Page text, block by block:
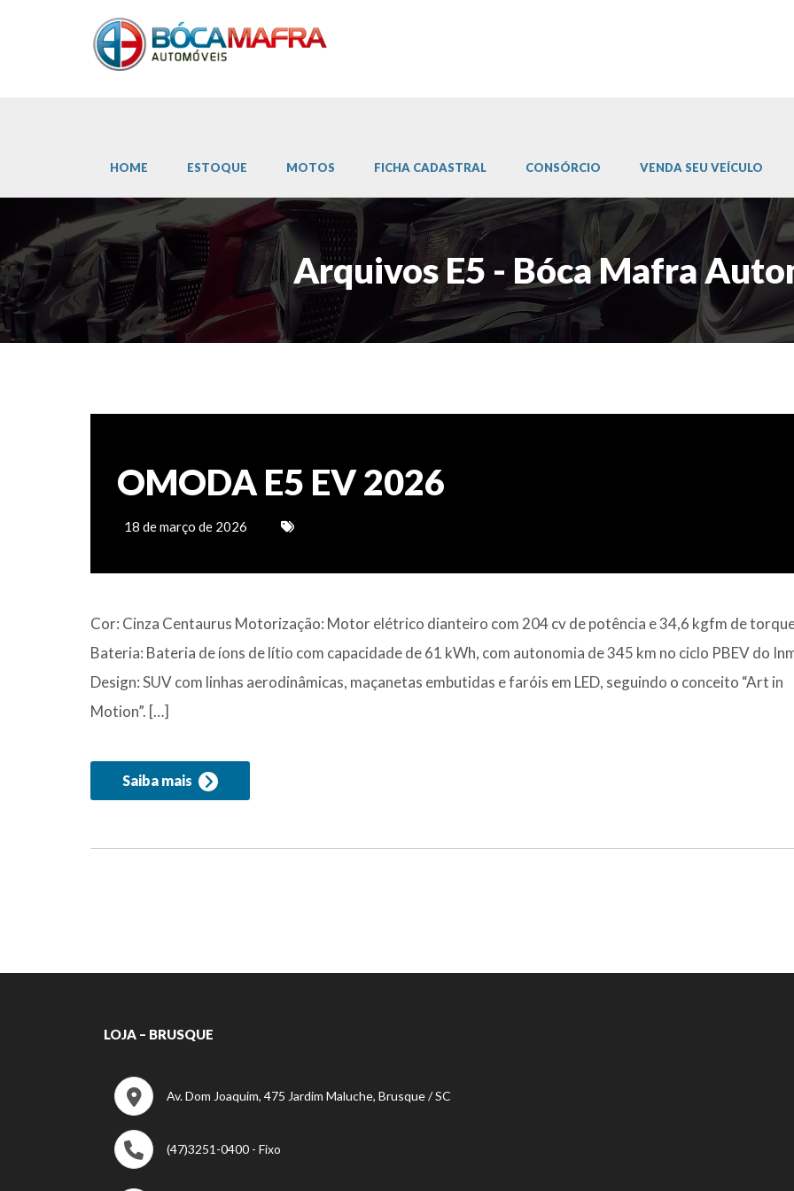
HOME ESTOQUE MOTOS FICHA CADASTRAL CONSÓRCIO VENDA SEU VEÍCULO
Arquivos E5 - Bóca Mafra
OMODA E5 EV 2026
18 de março de 2026
Cor: Cinza Centaurus Motorização: Motor elétrico dianteiro com 204 cv de potência e 34,6 kgfm de
Bateria: Bateria de íons de lítio com capacidade de 61 kWh, com autonomia de 345 km no ciclo PBEV do
Design: SUV com linhas aerodinâmicas, maçanetas embutidas e faróis em LED, seguindo o conceito “Art in
Motion”. […]
Saiba mais
LOJA – BRUSQUE
Av. Dom Joaquim, 475 Jardim Maluche, Brusque / SC
(47)3251-0400 - Fixo